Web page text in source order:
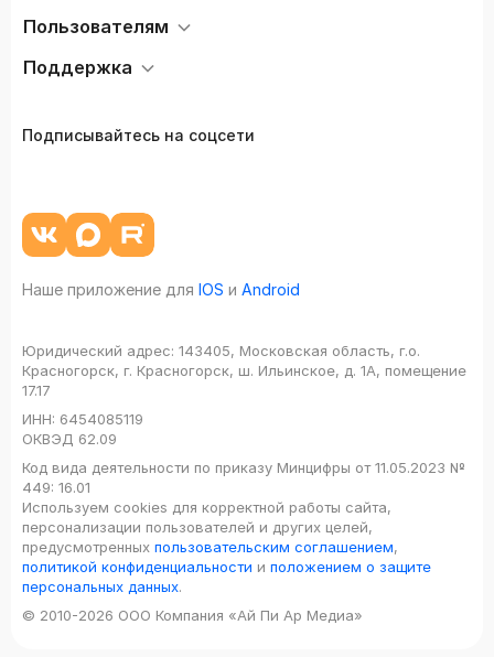
Пользователям
Поддержка
Подписывайтесь на соцсети
Наше приложение для IOS и Android
Юридический адрес: 143405, Московская область, г.о.
Красногорск, г. Красногорск, ш. Ильинское, д. 1А, помещение
17.17
ИНН: 6454085119
ОКВЭД 62.09
Код вида деятельности по приказу Минцифры от 11.05.2023 №
449: 16.01
Используем cookies для корректной работы сайта,
персонализации пользователей и других целей,
предусмотренных пользовательским соглашением,
политикой конфиденциальности и положением о защите
персональных данных.
© 2010-2026 ООО Компания «Ай Пи Ар Медиа»